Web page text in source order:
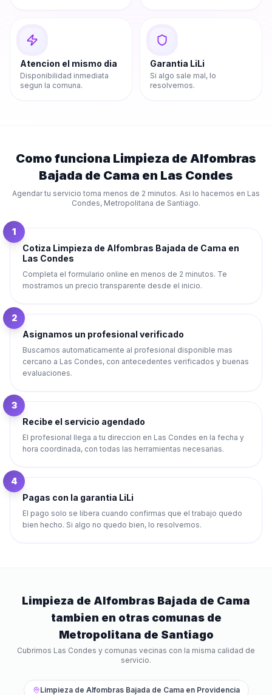
Atencion el mismo dia
Disponibilidad inmediata
segun la comuna.
Garantia LiLi
Si algo sale mal, lo
resolvemos.
Como funciona Limpieza de Alfombras
Bajada de Cama en Las Condes
Agendar tu servicio toma menos de 2 minutos. Asi lo hacemos en Las
Condes, Metropolitana de Santiago.
1
Cotiza Limpieza de Alfombras Bajada de Cama en
Las Condes
Completa el formulario online en menos de 2 minutos. Te
mostramos un precio transparente desde el inicio.
2
Asignamos un profesional verificado
Buscamos automaticamente al profesional disponible mas
cercano a Las Condes, con antecedentes verificados y buenas
evaluaciones.
3
Recibe el servicio agendado
El profesional llega a tu direccion en Las Condes en la fecha y
hora coordinada, con todas las herramientas necesarias.
4
Pagas con la garantia LiLi
El pago solo se libera cuando confirmas que el trabajo quedo
bien hecho. Si algo no quedo bien, lo resolvemos.
Limpieza de Alfombras Bajada de Cama
tambien en otras comunas de
Metropolitana de Santiago
Cubrimos Las Condes y comunas vecinas con la misma calidad de
servicio.
Limpieza de Alfombras Bajada de Camaen Providencia